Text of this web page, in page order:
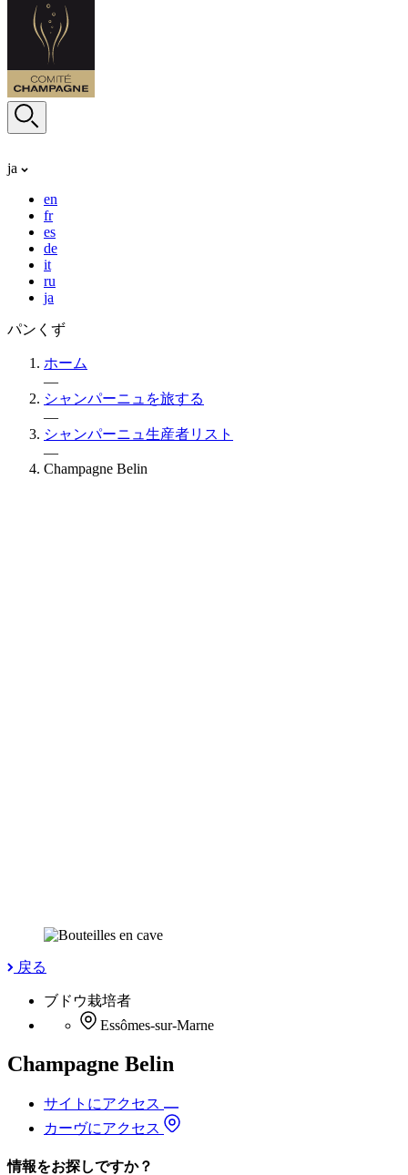
ja
en
fr
es
de
it
ru
ja
パンくず
ホーム
—
シャンパーニュを旅する
—
シャンパーニュ生産者リスト
—
Champagne Belin
戻る
ブドウ栽培者
Essômes-sur-Marne
Champagne Belin
サイトにアクセス
カーヴにアクセス
情報をお探しですか？